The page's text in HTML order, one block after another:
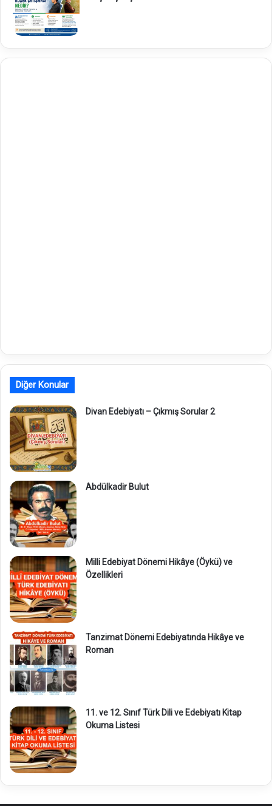
Diğer Konular
Divan Edebiyatı – Çıkmış Sorular 2
Abdülkadir Bulut
Milli Edebiyat Dönemi Hikâye (Öykü) ve
Özellikleri
Tanzimat Dönemi Edebiyatında Hikâye ve
Roman
11. ve 12. Sınıf Türk Dili ve Edebiyatı Kitap
Okuma Listesi